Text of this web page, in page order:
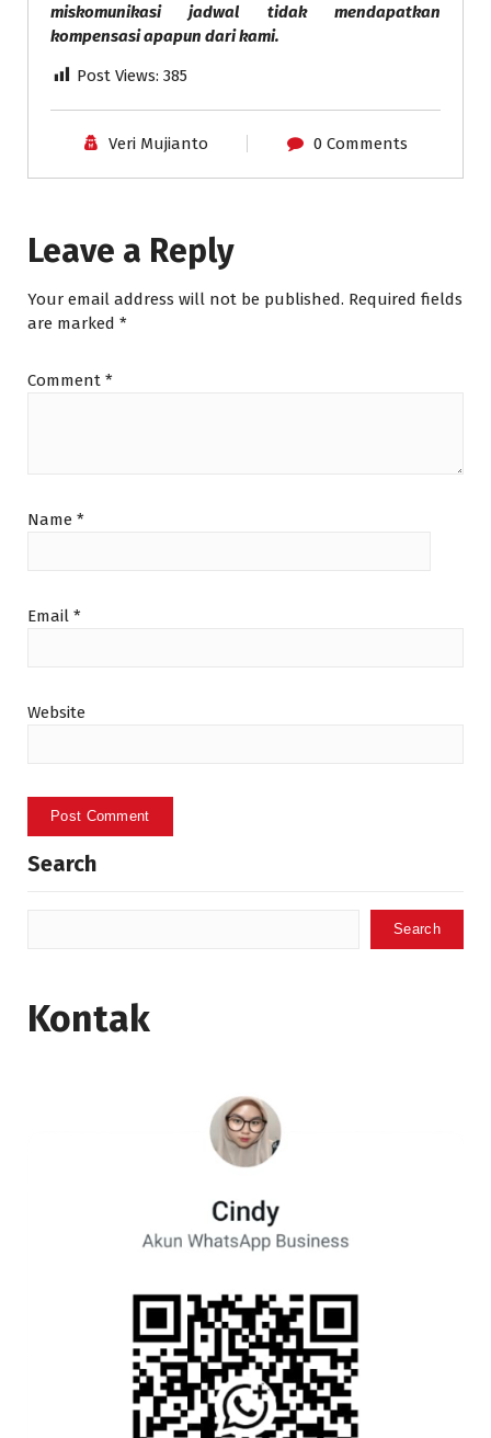
miskomunikasi jadwal tidak mendapatkan
kompensasi apapun dari kami.
Post Views: 385
Veri Mujianto 0 Comments
Leave a Reply
Your email address will not be published. Required fields
are marked *
Comment *
Name *
Email *
Website
Search
Search
Kontak